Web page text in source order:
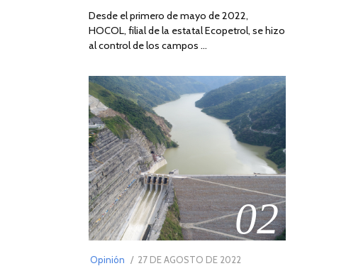
Desde el primero de mayo de 2022,
HOCOL, filial de la estatal Ecopetrol, se hizo
al control de los campos …
02
Opinión
POSTED
27 DE AGOSTO DE 2022